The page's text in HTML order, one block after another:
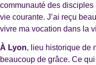
communauté des disciples
vie courante. J’ai reçu
vivre ma vocation dans la
À Lyon, lieu historique de
beaucoup de grâce. Ce